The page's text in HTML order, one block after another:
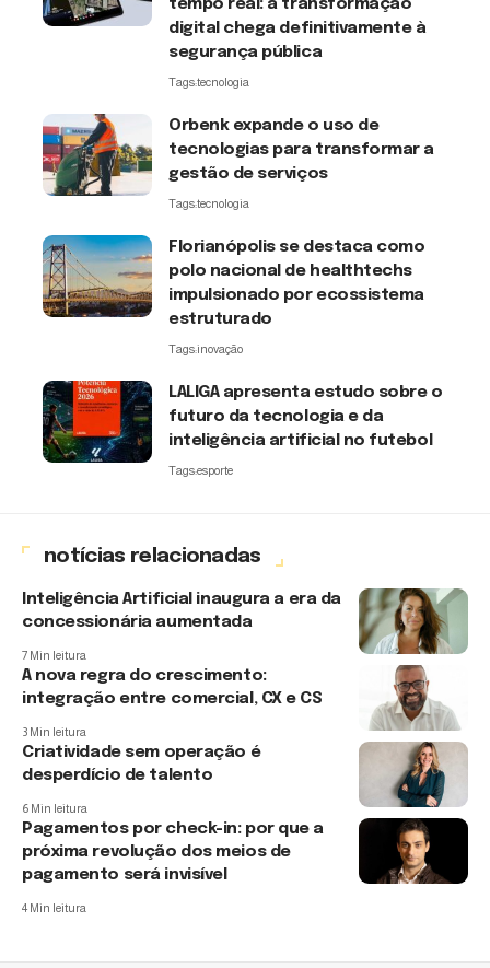
tempo real: a transformação
digital chega definitivamente à
segurança pública
Tags:tecnologia
Orbenk expande o uso de
tecnologias para transformar a
gestão de serviços
Tags:tecnologia
Florianópolis se destaca como
polo nacional de healthtechs
impulsionado por ecossistema
estruturado
Tags:inovação
LALIGA apresenta estudo sobre o
futuro da tecnologia e da
inteligência artificial no futebol
Tags:esporte
notícias relacionadas
Inteligência Artificial inaugura a era da
concessionária aumentada
7 Min leitura
A nova regra do crescimento:
integração entre comercial, CX e CS
3 Min leitura
Criatividade sem operação é
desperdício de talento
6 Min leitura
Pagamentos por check-in: por que a
próxima revolução dos meios de
pagamento será invisível
4 Min leitura